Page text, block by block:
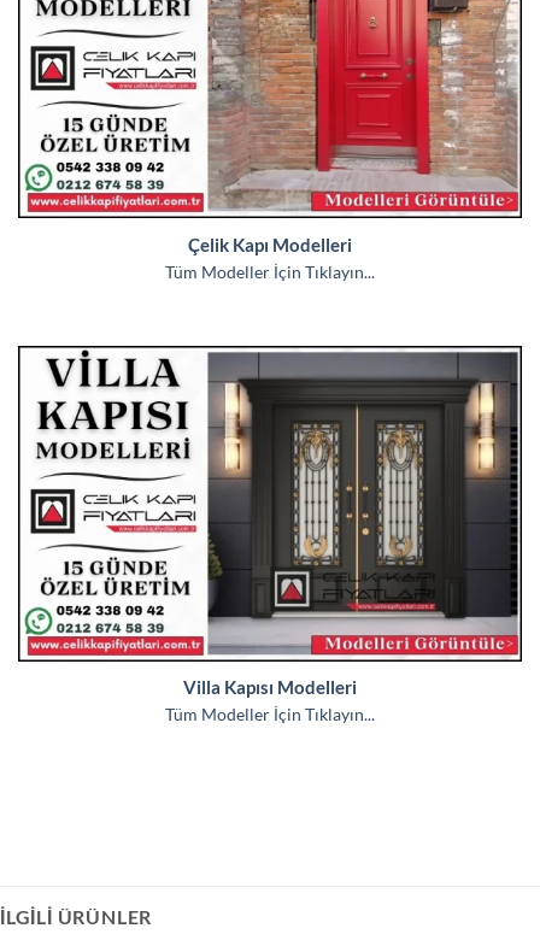
Çelik Kapı Modelleri
Tüm Modeller İçin Tıklayın...
Villa Kapısı Modelleri
Tüm Modeller İçin Tıklayın...
İLGILI ÜRÜNLER